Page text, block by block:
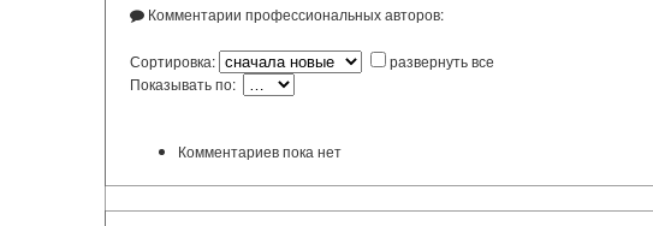
Комментарии профессиональных авторов:
Сортировка:
развернуть все
Показывать по:
Комментариев пока нет